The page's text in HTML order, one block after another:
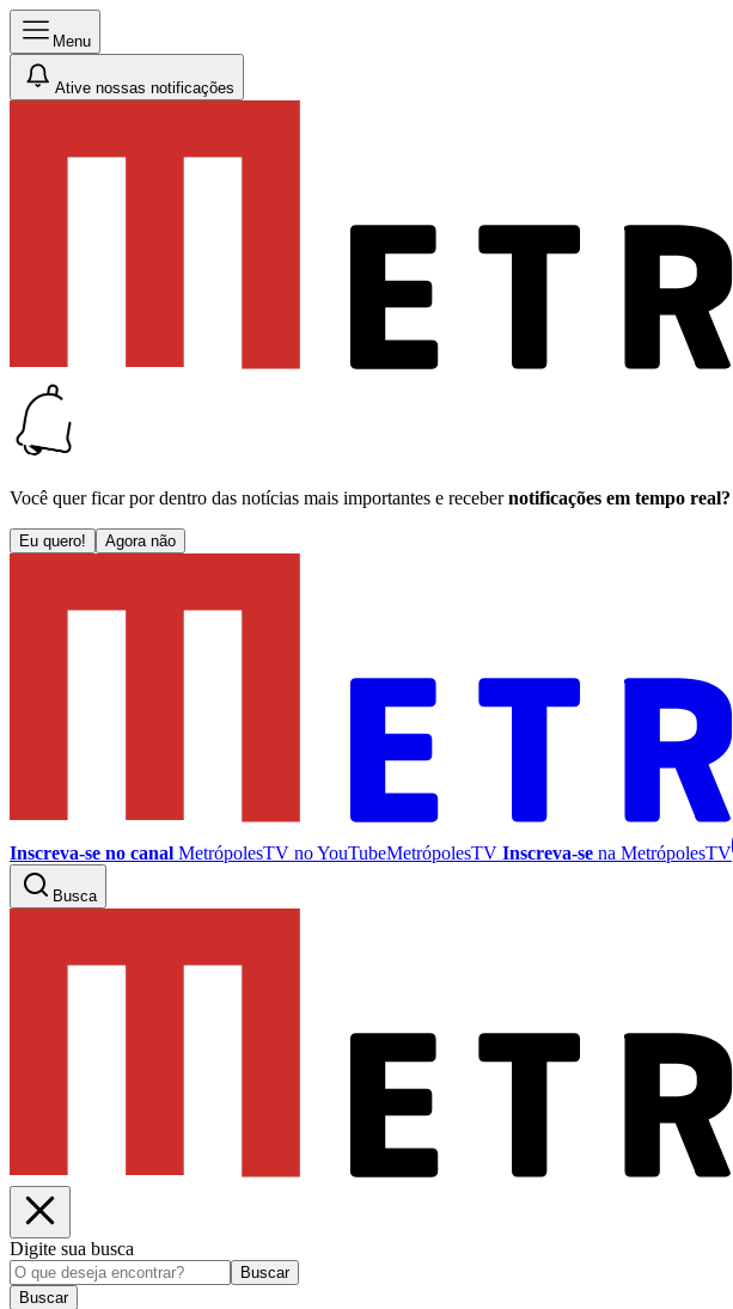
Menu
Ative nossas notificações
Você quer ficar por dentro das notícias mais importantes e receber notificações em tempo real?
Eu quero! Agora não
Inscreva-se no canal MetrópolesTV noYouTubeMetrópolesTV Inscreva-se na MetrópolesTV
Busca
Digite sua busca
Buscar
Buscar